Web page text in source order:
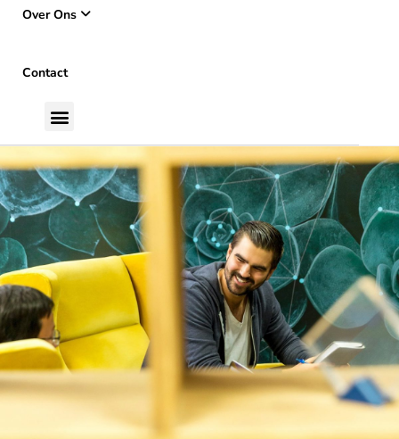
Over Ons
Contact